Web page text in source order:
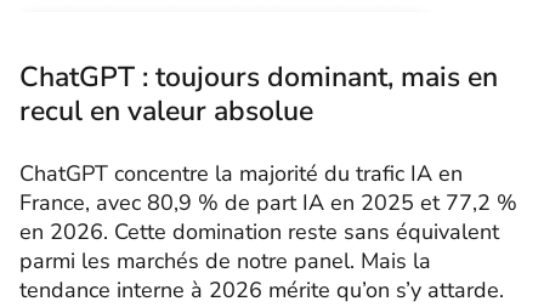
ChatGPT : toujours dominant, mais en
recul en valeur absolue
ChatGPT concentre la majorité du trafic IA en
France, avec 80,9 % de part IA en 2025 et 77,2 %
en 2026. Cette domination reste sans équivalent
parmi les marchés de notre panel. Mais la
tendance interne à 2026 mérite qu’on s’y attarde.